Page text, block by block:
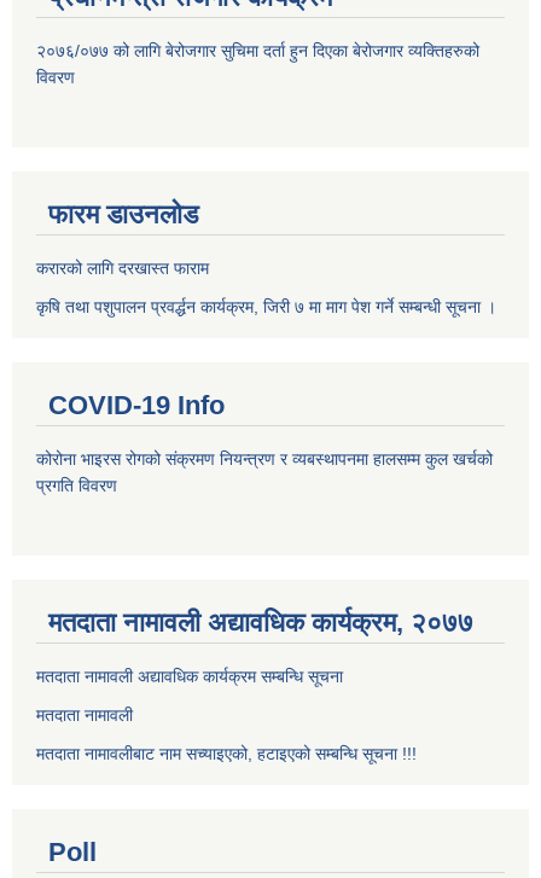
२०७६/०७७ को लागि बेरोजगार सुचिमा दर्ता हुन दिएका बेरोजगार व्यक्तिहरुको
विवरण
फारम डाउनलोड
करारको लागि दरखास्त फाराम
कृषि तथा पशुपालन प्रवर्द्धन कार्यक्रम, जिरी ७ मा माग पेश गर्ने सम्बन्धी सूचना ।
COVID-19 Info
कोरोना भाइरस रोगको संक्रमण नियन्त्रण र व्यबस्थापनमा हालसम्म कुल खर्चको
प्रगति विवरण
मतदाता नामावली अद्यावधिक कार्यक्रम, २०७७
मतदाता नामावली अद्यावधिक कार्यक्रम सम्बन्धि सूचना
मतदाता नामावली
मतदाता नामावलीबाट नाम सच्याइएको, हटाइएको सम्बन्धि सूचना !!!
Poll